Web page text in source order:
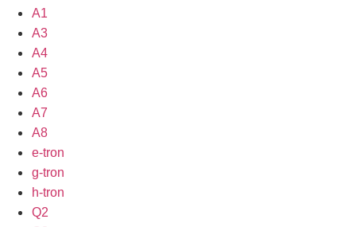
A1
A3
A4
A5
A6
A7
A8
e-tron
g-tron
h-tron
Q2